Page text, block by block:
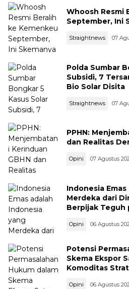
Whoosh Resmi
September, Ini
Straightnews 07
Polda Sumbar
Subsidi, 7
Bio Solar Disita
Straightnews 07
PPHN:
dan Realitas
Opini 07 Agustus
Indonesia
Merdeka dari
Berpijak Teguh
Opini 06 Agustus
Potensi
Skema Ekspor
Komoditas
Opini 06 Agustus